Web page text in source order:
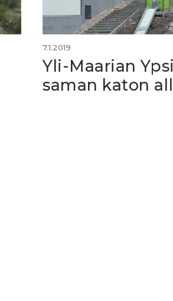
7.1.2019
Yli-Maarian
saman katon